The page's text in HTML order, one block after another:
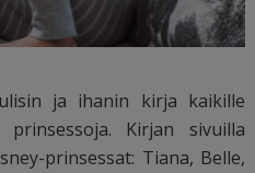
ja ihanin kirja kaikille
Kirjan sivuilla
prinsessat: Tiana, Belle,